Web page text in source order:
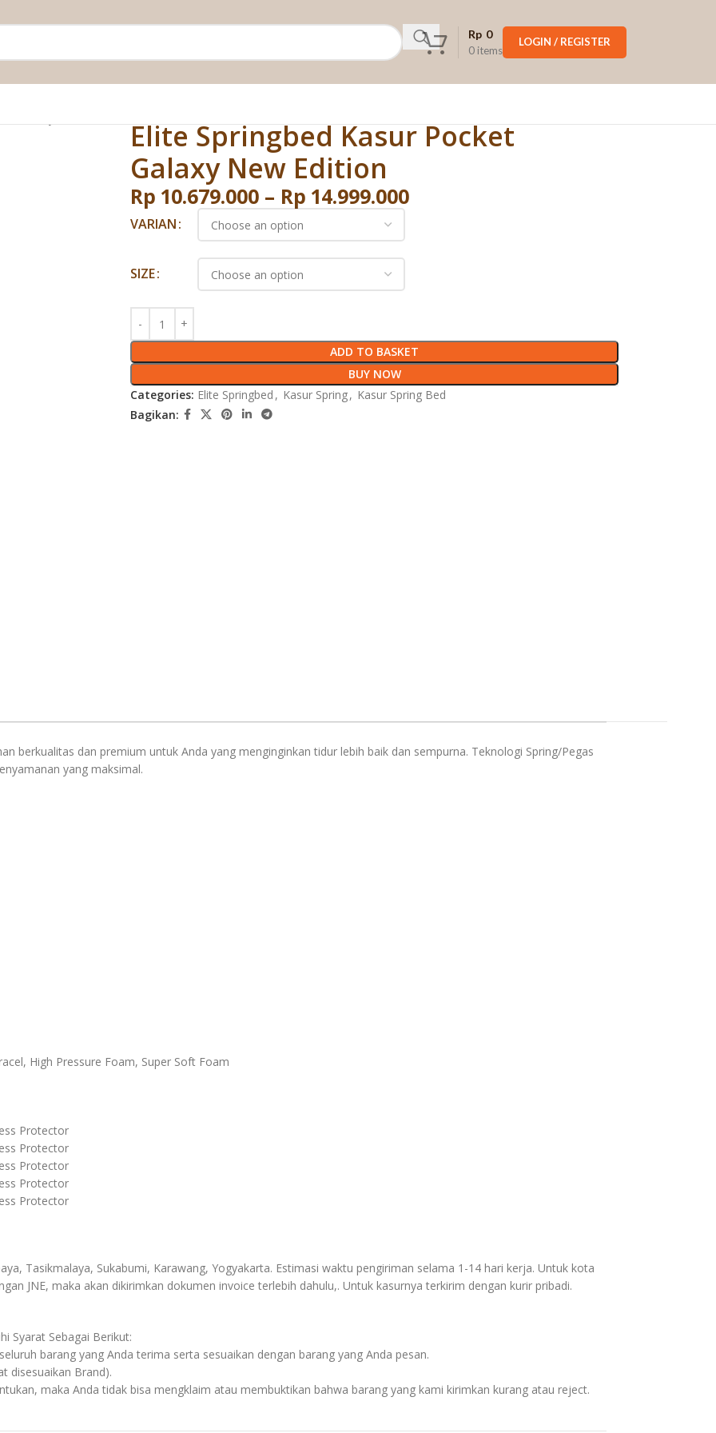
0 items
Rp 0
LOGIN / REGISTER
Elite Springbed Kasur Pocket
Galaxy New Edition
Rp 10.679.000 – Rp 14.999.000
VARIAN
SIZE
ADD TO BASKET
BUY NOW
Categories: Elite Springbed , Kasur Spring, Kasur Spring Bed
Bagikan:
berkualitas dan premium untuk Anda yang menginginkan tidur lebih baik dan sempurna. Teknologi Spring/Pegas
yang maksimal.
High Pressure Foam, Super Soft Foam
Protector
Protector
Protector
Protector
Protector
Tasikmalaya, Sukabumi, Karawang, Yogyakarta. Estimasi waktu pengiriman selama 1-14 hari kerja. Untuk kota
JNE, maka akan dikirimkan dokumen invoice terlebih dahulu,. Untuk kasurnya terkirim dengan kurir pribadi.
Syarat Sebagai Berikut:
barang yang Anda terima serta sesuaikan dengan barang yang Anda pesan.
disesuaikan Brand).
maka Anda tidak bisa mengklaim atau membuktikan bahwa barang yang kami kirimkan kurang atau reject.